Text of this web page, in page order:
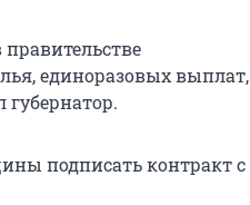
правительстве
единоразовых выплат,
подписать контракт с